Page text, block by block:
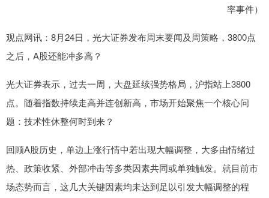
率事件）
观点网讯：8月24日，光大证券发布周末要闻及周策略，3800点
之后，A股还能冲多高？
光大证券表示，过去一周，大盘延续强势格局，沪指站上3800
点。随着指数持续走高并连创新高，市场开始聚焦一个核心问
题：技术性休整何时到来？
回顾A股历史，单边上涨行情中若出现大幅调整，大多由情绪过
热、政策收紧、外部冲击等多类因素共同或单独触发。就目前市
场态势而言，这几大关键因素均未达到足以引发大幅调整的程